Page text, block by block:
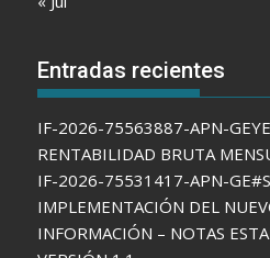
Entradas recientes
IF-2026-75563887-APN-
RENTABILIDAD BRUTA
IF-2026-75531417-APN-
IMPLEMENTACIÓN DEL
INFORMACIÓN – NOTAS